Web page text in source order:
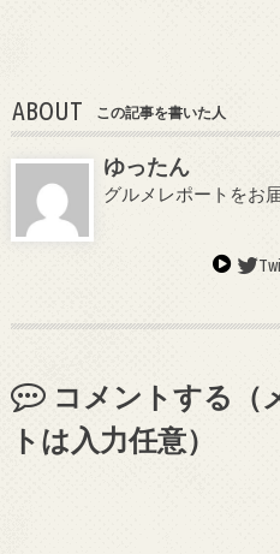
ABOUT この記事を書いた人
ゆったん
グルメレポートをお
コメントする（
トは入力任意）